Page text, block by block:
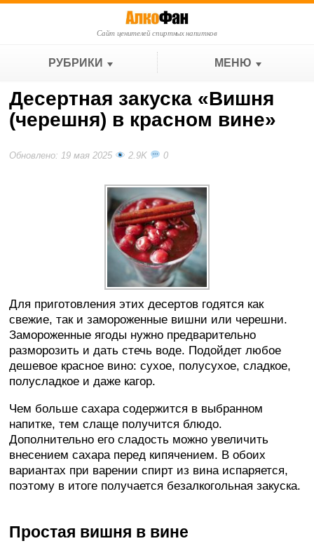
Сайт ценителей спиртных напитков
РУБРИКИ МЕНЮ
Десертная закуска «Вишня
(черешня) в красном вине»
Обновлено: 19 мая 2025 2.9K 0
Для приготовления этих десертов годятся как
свежие, так и замороженные вишни или черешни.
Замороженные ягоды нужно предварительно
разморозить и дать стечь воде. Подойдет любое
дешевое красное вино: сухое, полусухое, сладкое,
полусладкое и даже кагор.
Чем больше сахара содержится в выбранном
напитке, тем слаще получится блюдо.
Дополнительно его сладость можно увеличить
внесением сахара перед кипячением. В обоих
вариантах при варении спирт из вина испаряется,
поэтому в итоге получается безалкогольная закуска.
Простая вишня в вине